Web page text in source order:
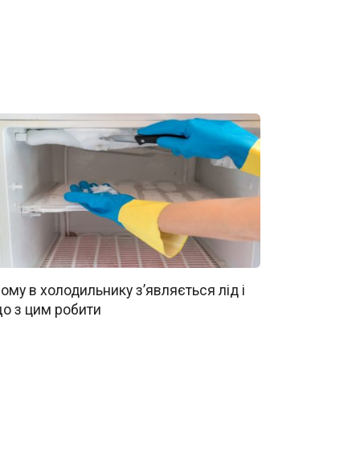
в холодильнику з’являється лід і
з цим робити